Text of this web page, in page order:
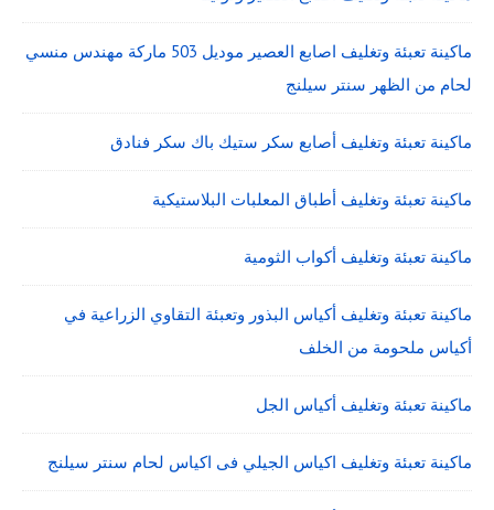
ماكينة تعبئة وتغليف اصابع العصير موديل 503 ماركة مهندس منسي
لحام من الظهر سنتر سيلنج
ماكينة تعبئة وتغليف أصابع سكر ستيك باك سكر فنادق
ماكينة تعبئة وتغليف أطباق المعلبات البلاستيكية
ماكينة تعبئة وتغليف أكواب الثومية
ماكينة تعبئة وتغليف أكياس البذور وتعبئة التقاوي الزراعية في
أكياس ملحومة من الخلف
ماكينة تعبئة وتغليف أكياس الجل
ماكينة تعبئة وتغليف اكياس الجيلي فى اكياس لحام سنتر سيلنج